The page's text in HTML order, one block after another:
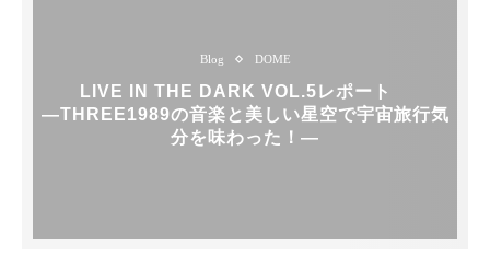
Blog DOME
LIVE IN THE DARK VOL.5レポート
―THREE1989の音楽と美しい星空で宇宙旅行気
分を味わった！―